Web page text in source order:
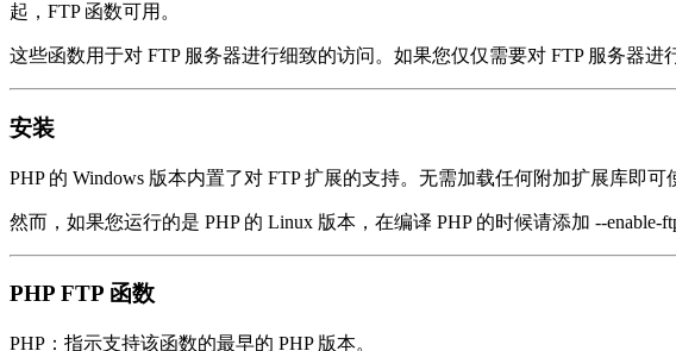
起，FTP 函数可用。
这些函数用于对 FTP 服务器进行细致的访问。如果您仅仅需要对 FTP 服务器进
安装
PHP 的 Windows 版本内置了对 FTP 扩展的支持。无需加载任何附加扩展库即可
然而，如果您运行的是 PHP 的 Linux 版本，在编译 PHP 的时候请添加 --enable-
PHP FTP 函数
PHP：指示支持该函数的最早的 PHP 版本。